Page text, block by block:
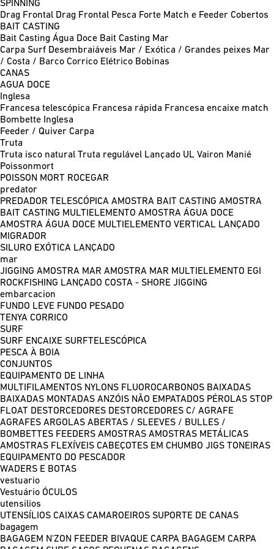
SPINNING
Drag Frontal Drag Frontal Pesca Forte Match e Feeder Cobertos
BAIT CASTING
Bait Casting Água Doce Bait Casting Mar
Carpa Surf Desembraiáveis Mar / Exótica / Grandes peixes Mar
/ Costa / Barco Corrico Elétrico Bobinas
CANAS
AGUA DOCE
Inglesa
Francesa telescópica Francesa rápida Francesa encaixe match
Bombette Inglesa
Feeder / Quiver Carpa
Truta
Truta isco natural Truta regulável Lançado UL Vairon Manié
Poissonmort
POISSON MORT ROCEGAR
predator
PREDADOR TELESCÓPICA AMOSTRA BAIT CASTING AMOSTRA
BAIT CASTING MULTIELEMENTO AMOSTRA ÁGUA DOCE
AMOSTRA ÁGUA DOCE MULTIELEMENTO VERTICAL LANÇADO
MIGRADOR
SILURO EXÓTICA LANÇADO
mar
JIGGING AMOSTRA MAR AMOSTRA MAR MULTIELEMENTO EGI
ROCKFISHING LANÇADO COSTA - SHORE JIGGING
embarcacion
FUNDO LEVE FUNDO PESADO
TENYA CORRICO
SURF
SURF ENCAIXE SURFTELESCÓPICA
PESCA À BOIA
CONJUNTOS
EQUIPAMENTO DE LINHA
MULTIFILAMENTOS NYLONS FLUOROCARBONOS BAIXADAS
BAIXADAS MONTADAS ANZÓIS NÃO EMPATADOS PÉROLAS STOP
FLOAT DESTORCEDORES DESTORCEDORES C/ AGRAFE
AGRAFES ARGOLAS ABERTAS / SLEEVES / BULLES /
BOMBETTES FEEDERS AMOSTRAS AMOSTRAS METÁLICAS
AMOSTRAS FLEXÍVEIS CABEÇOTES EM CHUMBO JIGS TONEIRAS
EQUIPAMENTO DO PESCADOR
WADERS E BOTAS
vestuario
Vestuário ÓCULOS
utensilios
UTENSÍLIOS CAIXAS CAMAROEIROS SUPORTE DE CANAS
bagagem
BAGAGEM N'ZON FEEDER BIVAQUE CARPA BAGAGEM CARPA